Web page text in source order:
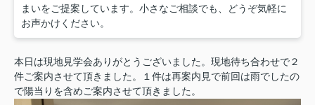
まいをご提案しています。小さなご相談でも、どうぞ気軽に
お声かけください。
本日は現地見学会ありがとうございました。現地待ち合わせで２
件ご案内させて頂きました。１件は再案内見で前回は雨でしたの
で陽当りを含めご案内させて頂きました。